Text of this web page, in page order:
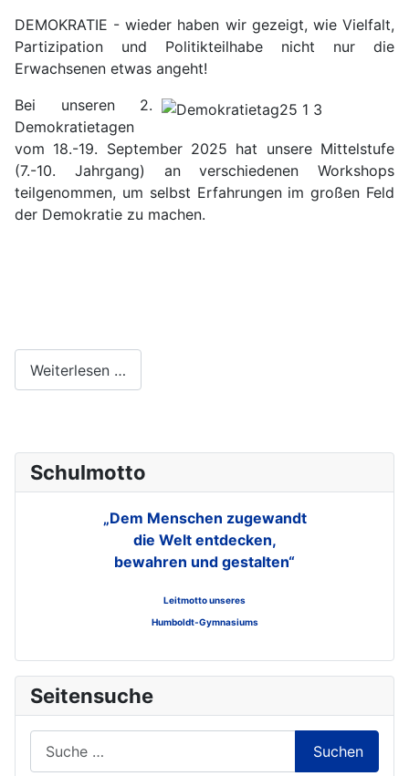
DEMOKRATIE - wieder haben wir gezeigt, wie Vielfalt,
Partizipation und Politikteilhabe nicht nur die
Erwachsenen etwas angeht!
Bei unseren 2.
Demokratietagen
vom 18.-19. September 2025 hat unsere Mittelstufe
(7.-10. Jahrgang) an verschiedenen Workshops
teilgenommen, um selbst Erfahrungen im großen Feld
der Demokratie zu machen.
Weiterlesen …
Schulmotto
„Dem Menschen zugewandt
die Welt entdecken,
bewahren und gestalten“
Leitmotto unseres
Humboldt-Gymnasiums
Seitensuche
Suchen